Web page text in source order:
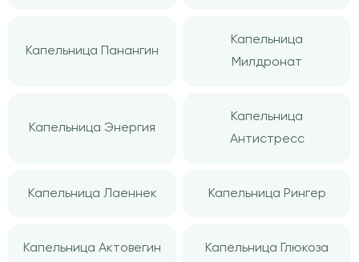
Капельница Панангин
Капельница
Милдронат
Капельница Энергия
Капельница
Антистресс
Капельница Лаеннек Капельница Рингер
Капельница Актовегин Капельница Глюкоза